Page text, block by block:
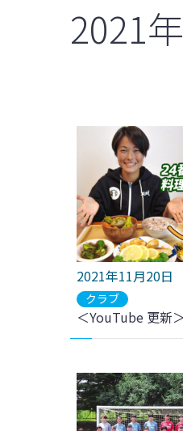
2021年
2021年11月20日
クラブ